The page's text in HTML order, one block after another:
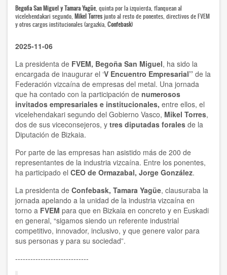
Begoña San Miguel y Tamara Yagüe , quinta por la izquierda, flanquean al
vicelehendakari segundo, Mikel Torres junto al resto de ponentes, directivos de FVEM
y otros cargos institucionales (argazkia, Confebask)
2025-11-06
La presidenta de FVEM, Begoña San Miguel, ha sido la
encargada de inaugurar el ‘V Encuentro Empresarial’’ de la
Federación vizcaína de empresas del metal. Una jornada
que ha contado con la participación de numerosos
invitados empresariales e institucionales, entre ellos, el
vicelehendakari segundo del Gobierno Vasco, Mikel Torres,
dos de sus viceconsejeros, y tres diputadas forales de la
Diputación de Bizkaia.
Por parte de las empresas han asistido más de 200 de
representantes de la industria vizcaína. Entre los ponentes,
ha participado el CEO de Ormazabal, Jorge González.
La presidenta de Confebask, Tamara Yagüe, clausuraba la
jornada apelando a la unidad de la industria vizcaína en
torno a FVEM para que en Bizkaia en concreto y en Euskadi
en general, “sigamos siendo un referente industrial
competitivo, innovador, inclusivo, y que genere valor para
sus personas y para su sociedad”.
-----------------------------